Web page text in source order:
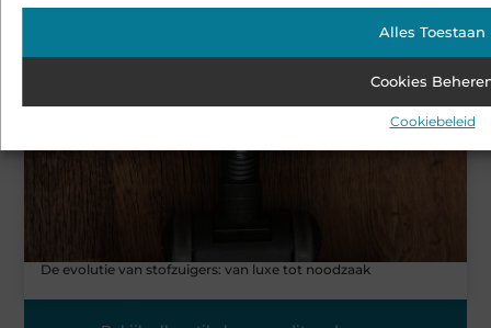
Alles Toestaan
Cookies
Cookiebeleid
AANBIEDINGEN
De evolutie van stofzuigers: van luxe tot noodzaak